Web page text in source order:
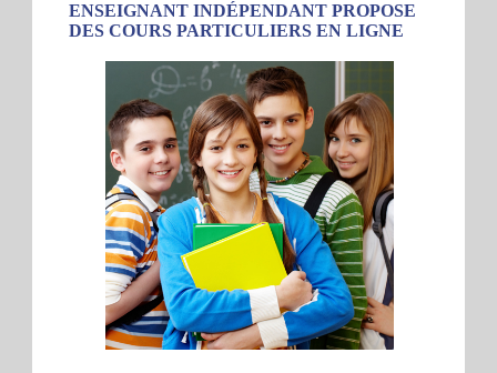
ENSEIGNANT INDÉPENDANT PROPOSE
DES COURS PARTICULIERS EN LIGNE